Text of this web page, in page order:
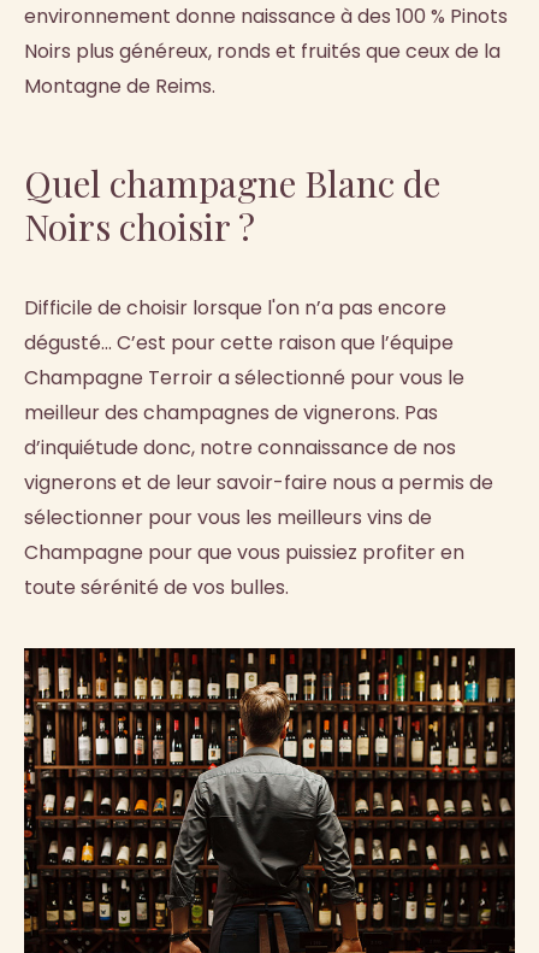
environnement donne naissance à des 100 % Pinots
Noirs plus généreux, ronds et fruités que ceux de la
Montagne de Reims.
Quel champagne Blanc de
Noirs choisir ?
Difficile de choisir lorsque l'on n’a pas encore
dégusté... C’est pour cette raison que l’équipe
Champagne Terroir a sélectionné pour vous le
meilleur des champagnes de vignerons. Pas
d’inquiétude donc, notre connaissance de nos
vignerons et de leur savoir-faire nous a permis de
sélectionner pour vous les meilleurs vins de
Champagne pour que vous puissiez profiter en
toute sérénité de vos bulles.